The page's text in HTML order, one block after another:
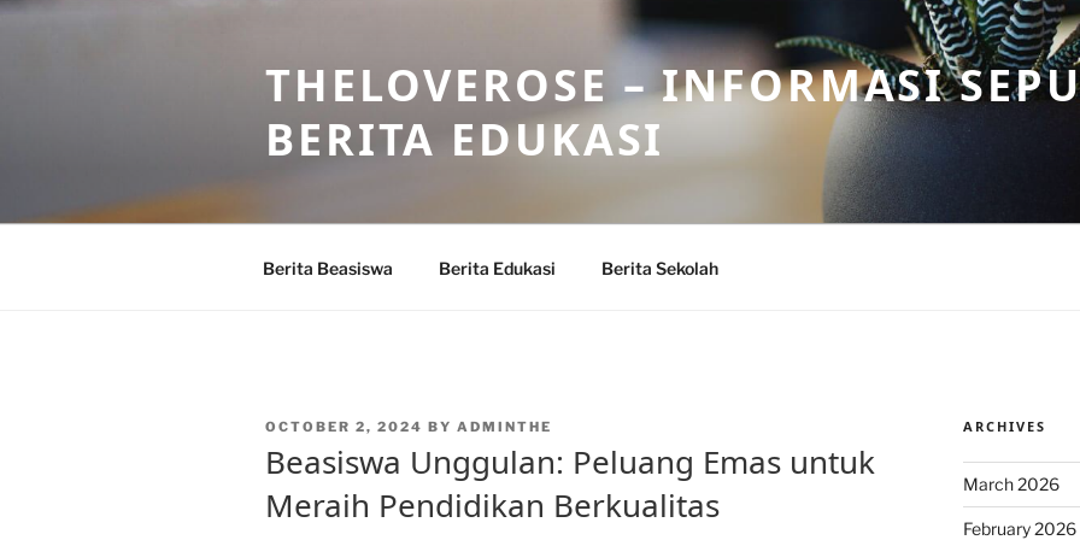
Skip
THELOVEROSE – INFORMASI
BERITA EDUKASI
Berita Beasiswa Berita Edukasi Berita Sekolah
POSTED
OCTOBER 2, 2024 BY ADMINTHE
Beasiswa Unggulan: Peluang Emas untuk
Meraih Pendidikan Berkualitas
ARCHIVES
March 2026
February 2026